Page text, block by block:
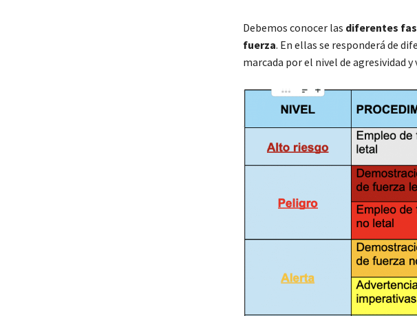
Debemos conocer las diferentes
fuerza. En ellas se responderá de
marcada por el nivel de agresividad